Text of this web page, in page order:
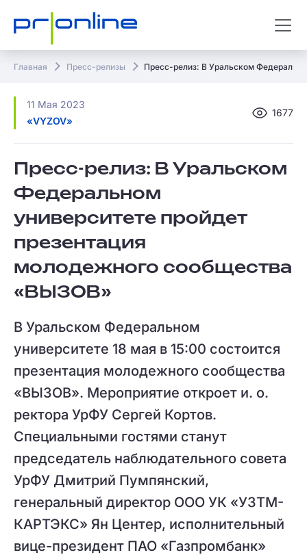
Главная Пресс-релизы Пресс-релиз: В Уральском
11 Мая 2023
«VYZOV»
1677
Пресс-релиз: В Уральском
Федеральном
университете пройдет
презентация
молодежного сообщества
«ВЫЗОВ»
В Уральском Федеральном
университете 18 мая в 15:00 состоится
презентация молодежного сообщества
«ВЫЗОВ». Мероприятие откроет и. о.
ректора УрФУ Сергей Кортов.
Специальными гостями станут
председатель наблюдательного совета
УрФУ Дмитрий Пумпянский,
генеральный директор ООО УК «УЗТМ-
КАРТЭКС» Ян Центер, исполнительный
вице-президент ПАО «Газпромбанк»